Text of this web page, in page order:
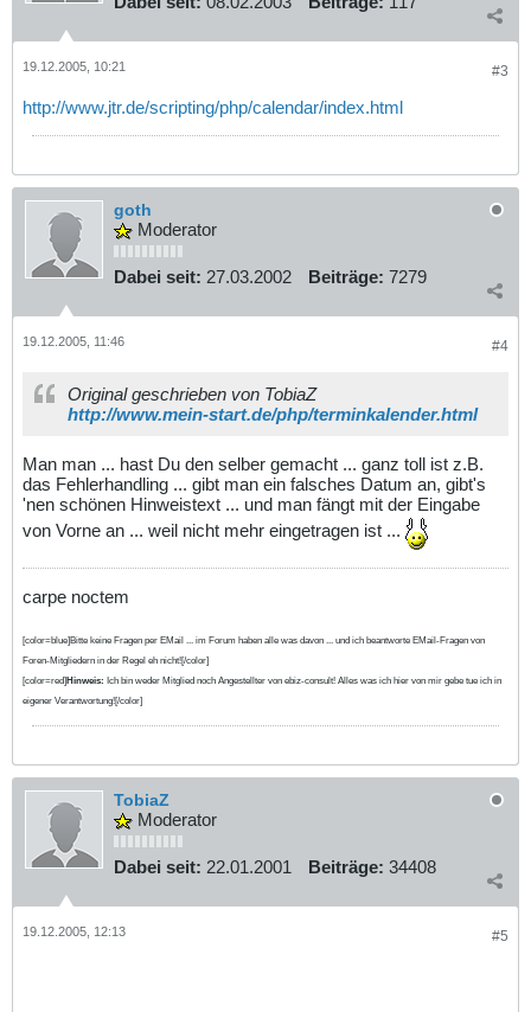
#3
19.12.2005, 10:21
http://www.jtr.de/scripting/php/calendar/index.html
goth
Moderator
Dabei seit: 27.03.2002 Beiträge: 7279
#4
19.12.2005, 11:46
Original geschrieben von TobiaZ
http://www.mein-start.de/php/terminkalender.html
Man man ... hast Du den selber gemacht ... ganz toll ist z.B.
das Fehlerhandling ... gibt man ein falsches Datum an, gibt's
'nen schönen Hinweistext ... und man fängt mit der Eingabe
von Vorne an ... weil nicht mehr eingetragen ist ...
carpe noctem
[color=blue]Bitte keine Fragen per EMail ... im Forum haben alle was davon ... und ich beantworte EMail-Fragen von
Foren-Mitgliedern in der Regel eh nicht![/color]
[color=red] Hinweis: Ich bin weder Mitglied noch Angestellter von ebiz-consult! Alles was ich hier von mir gebe tue ich in
eigener Verantwortung![/color]
TobiaZ
Moderator
Dabei seit: 22.01.2001 Beiträge: 34408
#5
19.12.2005, 12:13